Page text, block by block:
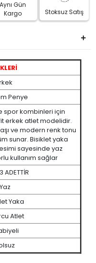
Aynı Gün
Kargo
Stoksuz Satış
Penye
spor kombinleri için
erkek atlet modelidir.
ve modern renk tonu
sunar. Bisiklet yaka
sayesinde yaz
kullanım sağlar
ADETTİR
Yaz
Yaka
Atlet